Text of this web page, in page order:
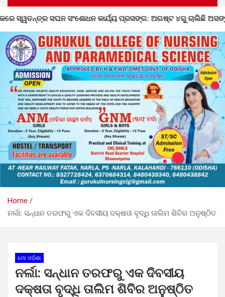
ପ୍ରସଙ୍ଗ: ଅଗଷ୍ଟ ୪ରୁ ଚାଲିଛି ଅସଙ୍ଗତି ସଂଶୋଧନ
Home
ନର୍ଲା: ସନ୍ଧାନ ତରଫରୁ ଏକ ଦିବସୀୟ ଦକ୍ଷତା ବୃଦ୍ଧି ତାଲିମ ଶିବିର ଅନୁଷ୍ଠିତ
ମୋ ଓଡ଼ିଶା
ନର୍ଲା: ସନ୍ଧାନ ତରଫରୁ ଏକ ଦିବସୀୟ
ଦକ୍ଷତା ବୃଦ୍ଧି ତାଲିମ ଶିବିର ଅନୁଷ୍ଠିତ